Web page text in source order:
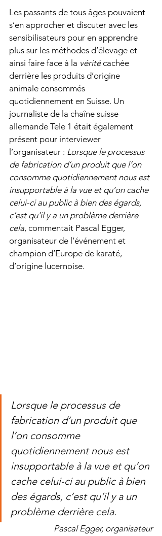
Les passants de tous âges pouvaient
s’en approcher et discuter avec les
sensibilisateurs pour en apprendre
plus sur les méthodes d’élevage et
ainsi faire face à la vérité cachée
derrière les produits d’origine
animale consommés
quotidiennement en Suisse. Un
journaliste de la chaîne suisse
allemande Tele 1 était également
présent pour interviewer
l’organisateur : Lorsque le processus
de fabrication d’un produit que l’on
consomme quotidiennement nous est
insupportable à la vue et qu’on cache
celui-ci au public à bien des égards,
c’est qu’il y a un problème derrière
cela, commentait Pascal Egger,
organisateur de l’événement et
champion d’Europe de karaté,
d’origine lucernoise.
Lorsque le processus de
fabrication d’un produit que
l’on consomme
quotidiennement nous est
insupportable à la vue et qu’on
cache celui-ci au public à bien
des égards, c’est qu’il y a un
problème derrière cela.
Pascal Egger, organisateur